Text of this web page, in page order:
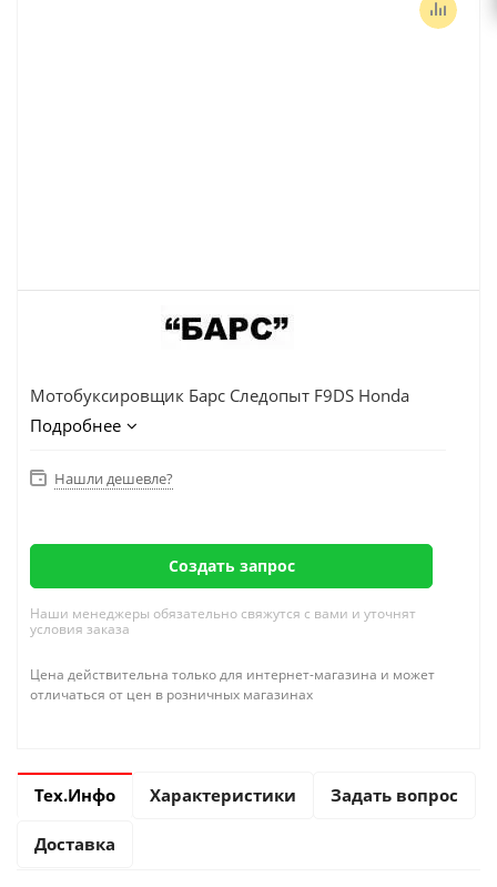
Мотобуксировщик Барс Следопыт F9DS Honda
Подробнее
Нашли дешевле?
Создать запрос
Наши менеджеры обязательно свяжутся с вами и уточнят
условия заказа
Цена действительна только для интернет-магазина и может
отличаться от цен в розничных магазинах
Тех.Инфо Характеристики Задать вопрос
Доставка